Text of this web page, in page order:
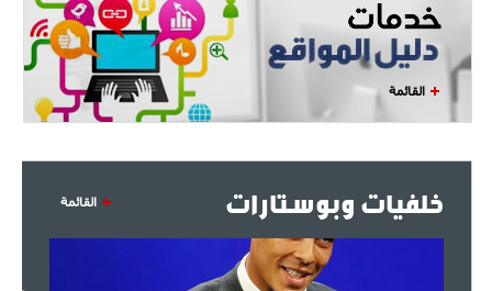
القائمة
خلفيات وبوستارات القائمة